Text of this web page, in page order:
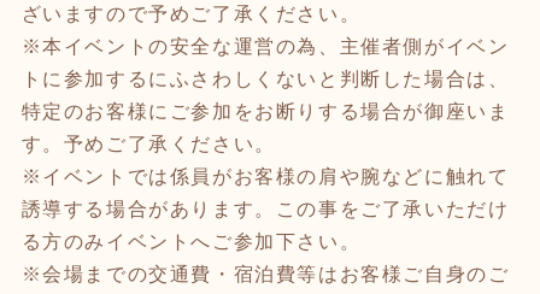
ざいますので予めご了承ください。
※本イベントの安全な運営の為、主催者側がイベン
トに参加するにふさわしくないと判断した場合は、
特定のお客様にご参加をお断りする場合が御座いま
す。予めご了承ください。
※イベントでは係員がお客様の肩や腕などに触れて
誘導する場合があります。この事をご了承いただけ
る方のみイベントへご参加下さい。
※会場までの交通費・宿泊費等はお客様ご自身のご